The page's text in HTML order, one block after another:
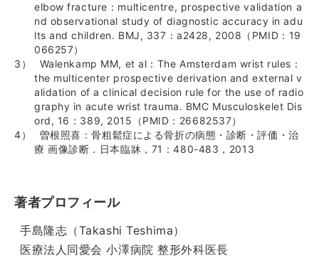
elbow fracture：multicentre, prospective validation a
nd observational study of diagnostic accuracy in adu
lts and children. BMJ, 337：a2428, 2008（PMID：19
066257）
Walenkamp MM, et al：The Amsterdam wrist rules：
the multicenter prospective derivation and external v
alidation of a clinical decision rule for the use of radio
graphy in acute wrist trauma. BMC Musculoskelet Dis
ord, 16：389, 2015（PMID：26682537）
曽根照喜：骨粗鬆症による骨折の病態・診断・評価・治
療 画像診断．日本臨牀，71：480-483，2013
著者プロフィール
手島隆志（Takashi Teshima）
医療法人同愛会 小澤病院 整形外科医長